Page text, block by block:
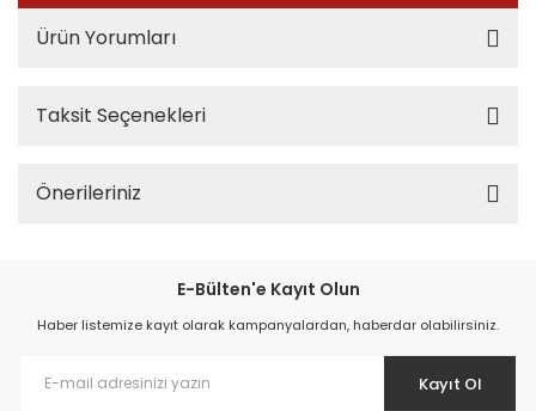
Ürün Yorumları
Taksit Seçenekleri
Önerileriniz
E-Bülten'e Kayıt Olun
Haber listemize kayıt olarak kampanyalardan, haberdar olabilirsiniz.
Kayıt Ol